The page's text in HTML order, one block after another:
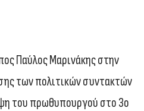
Παύλος Μαρινάκης στην
των πολιτικών συντακτών
του πρωθυπουργού στο 3ο